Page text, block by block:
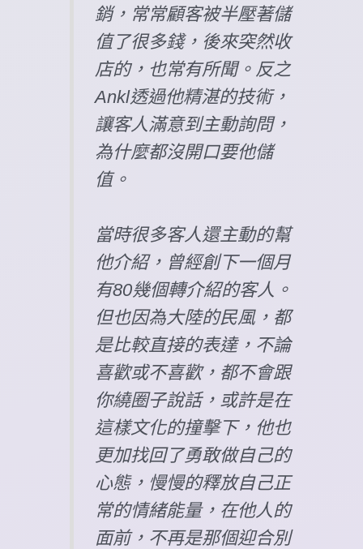
銷，常常顧客被半壓著儲
值了很多錢，後來突然收
店的，也常有所聞。反之
Ankl透過他精湛的技術，
讓客人滿意到主動詢問，
為什麼都沒開口要他儲
值。
當時很多客人還主動的幫
他介紹，曾經創下一個月
有80幾個轉介紹的客人。
但也因為大陸的民風，都
是比較直接的表達，不論
喜歡或不喜歡，都不會跟
你繞圈子說話，或許是在
這樣文化的撞擊下，他也
更加找回了勇敢做自己的
心態，慢慢的釋放自己正
常的情緒能量，在他人的
面前，不再是那個迎合別